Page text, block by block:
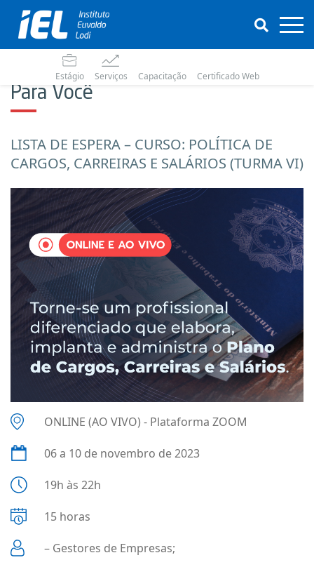
Estágio Serviços Capacitação Certificado Web
Para Você
LISTA DE ESPERA – CURSO: POLÍTICA DE
CARGOS, CARREIRAS E SALÁRIOS (TURMA VI)
ONLINE (AO VIVO) - Plataforma ZOOM
06 a 10 de novembro de 2023
19h às 22h
15 horas
– Gestores de Empresas;